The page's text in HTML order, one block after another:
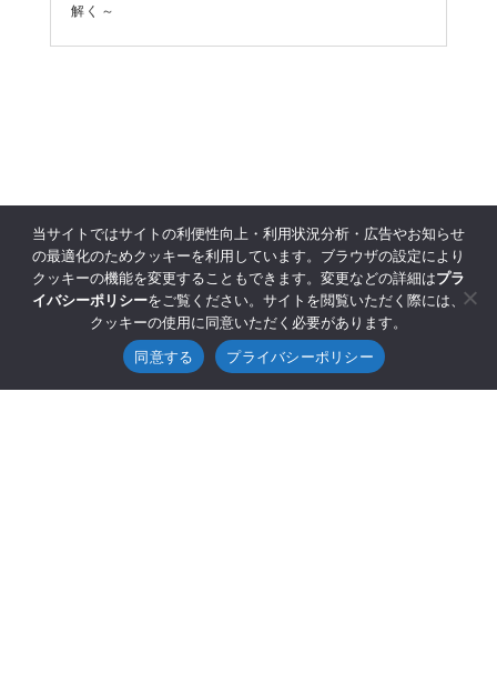
解く～
当サイトではサイトの利便性向上・利用状況分析・広告やお知らせ
の最適化のためクッキーを利用しています。ブラウザの設定により
クッキーの機能を変更することもできます。変更などの詳細はプラ
イバシーポリシーをご覧ください。サイトを閲覧いただく際には、
クッキーの使用に同意いただく必要があります。
同意する
プライバシーポリシー